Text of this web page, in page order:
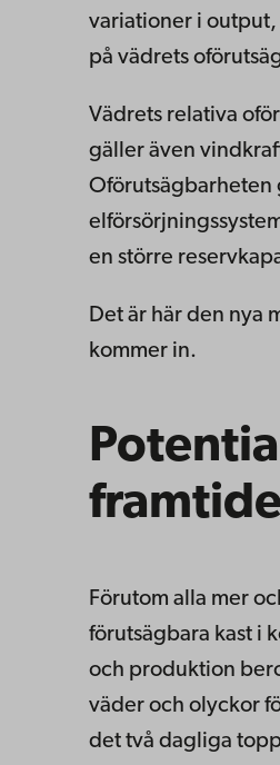
variationer i
på vädrets
Vädrets relativa
gäller även
Oförutsägbarheten
en större
Det är här den nya
kommer in.
Förutom alla mer
förutsägbara kast i
och produktion
väder och olyckor
det två dagliga